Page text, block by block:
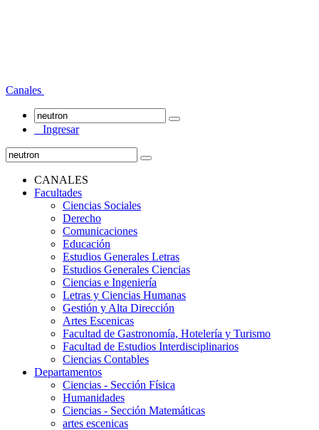
Canales
Ingresar
CANALES
Facultades
Ciencias Sociales
Derecho
Comunicaciones
Educación
Estudios Generales Letras
Estudios Generales Ciencias
Ciencias e Ingeniería
Letras y Ciencias Humanas
Gestión y Alta Dirección
Artes Escenicas
Facultad de Gastronomía, Hotelería y Turismo
Facultad de Estudios Interdisciplinarios
Ciencias Contables
Departamentos
Ciencias - Sección Física
Humanidades
Ciencias - Sección Matemáticas
artes escenicas